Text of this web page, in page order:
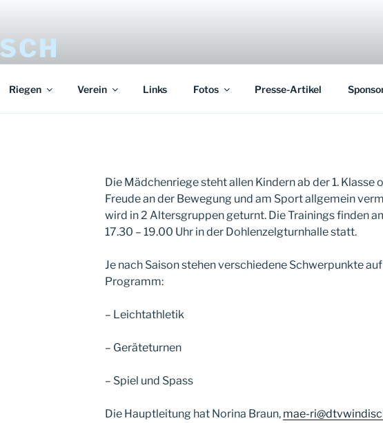
Riegen Verein Links Fotos Presse-Artikel
Die Mädchenriege steht allen Kindern ab der 1. Klasse
Freude an der Bewegung und am Sport allgemein
wird in 2 Altersgruppen geturnt. Die Trainings finden
17.30 – 19.00 Uhr in der Dohlenzelgturnhalle statt.
Je nach Saison stehen verschiedene Schwerpunkte
Programm:
– Leichtathletik
– Geräteturnen
– Spiel und Spass
Die Hauptleitung hat Norina Braun, mae-